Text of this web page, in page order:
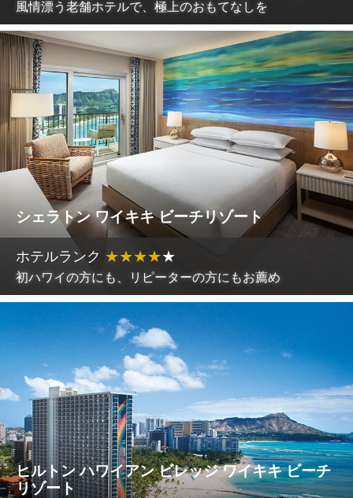
風情漂う老舗ホテルで、極上のおもてなしを
シェラトン ワイキキ ビーチリゾート
ホテルランク ★★★★★
初ハワイの方にも、リピーターの方にもお薦め
ヒルトン ハワイアン ビレッジ ワイキキ ビーチ
リゾート